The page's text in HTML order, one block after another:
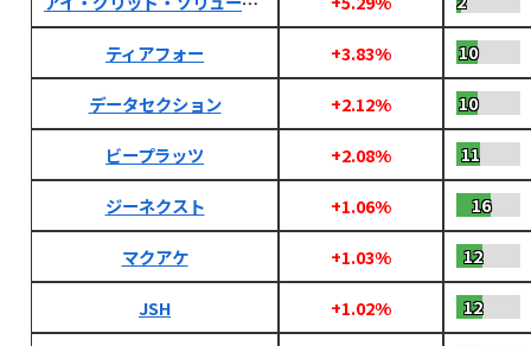
ティアフォー +3.83% 10
データセクション +2.12% 10
ビープラッツ +2.08% 11
ジーネクスト +1.06% 16
マクアケ +1.03% 12
JSH +1.02% 12